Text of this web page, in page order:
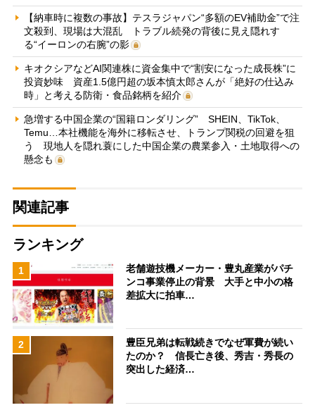
【納車時に複数の事故】テスラジャパン“多額のEV補助金”で注
文殺到、現場は大混乱 トラブル続発の背後に見え隠れす
る“イーロンの右腕”の影
キオクシアなどAI関連株に資金集中で“割安になった成長株”に
投資妙味 資産1.5億円超の坂本慎太郎さんが「絶好の仕込み
時」と考える防衛・食品銘柄を紹介
急増する中国企業の“国籍ロンダリング” SHEIN、TikTok、
Temu…本社機能を海外に移転させ、トランプ関税の回避を狙
う 現地人を隠れ蓑にした中国企業の農業参入・土地取得への
懸念も
関連記事
ランキング
1
老舗遊技機メーカー・豊丸産業がパチ
ンコ事業停止の背景 大手と中小の格
差拡大に拍車…
2
豊臣兄弟は転戦続きでなぜ軍費が続い
たのか？ 信長亡き後、秀吉・秀長の
突出した経済…